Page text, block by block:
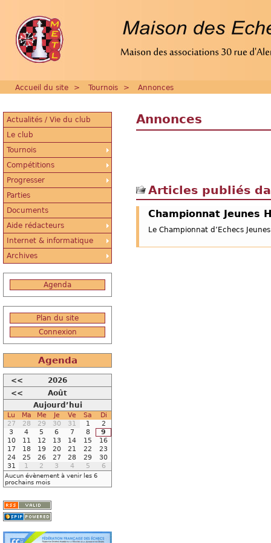
Accueil du site > Tournois > Annonces
Annonces
Articles publiés
Championnat Jeunes
Le Championnat d’Echecs
Actualités / Vie du club
Le club
Tournois
Compétitions
Progresser
Parties
Documents
Aide rédacteurs
Internet & informatique
Archives
Agenda
Plan du site
Connexion
Agenda
<<
2026
<<
Août
Aujourd’hui
Lu Ma Me Je Ve Sa
Di
27
28 29 30 31 1
2
3
4 5 6 7 8
9
10
11 12 13 14 15
16
17
18 19 20 21 22
23
24
25 26 27 28 29
30
31
1 2 3 4 5 6
Aucun évènement à venir les 6
prochains mois